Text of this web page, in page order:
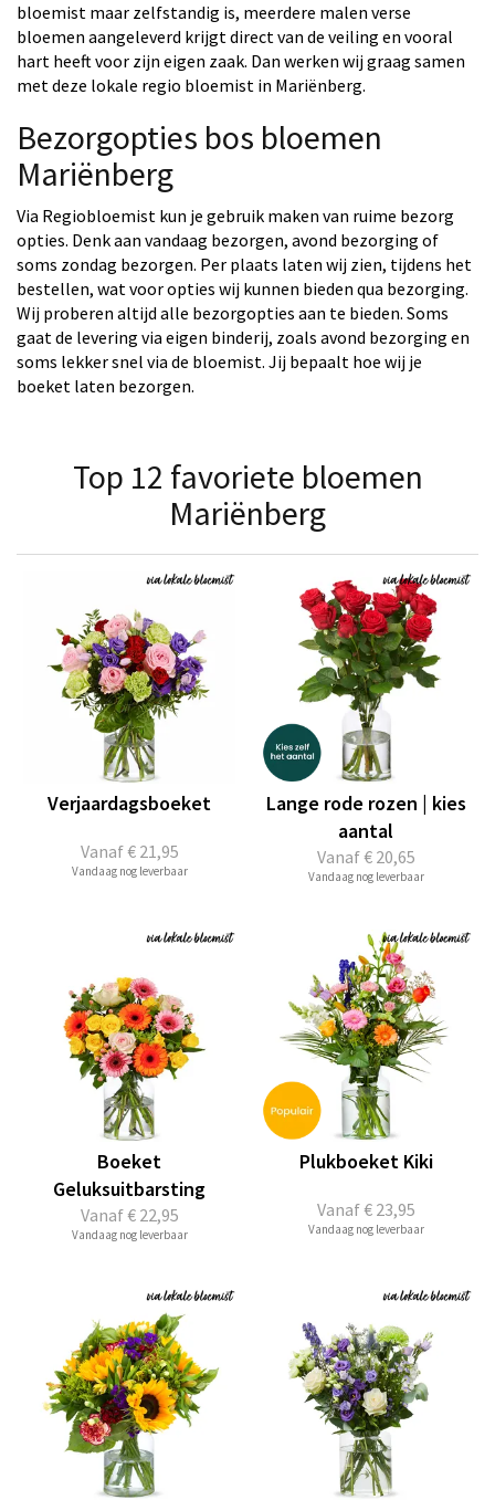
bloemist maar zelfstandig is, meerdere malen verse
bloemen aangeleverd krijgt direct van de veiling en vooral
hart heeft voor zijn eigen zaak. Dan werken wij graag samen
met deze lokale regio bloemist in Mariënberg.
Bezorgopties bos bloemen
Mariënberg
Via Regiobloemist kun je gebruik maken van ruime bezorg
opties. Denk aan vandaag bezorgen, avond bezorging of
soms zondag bezorgen. Per plaats laten wij zien, tijdens het
bestellen, wat voor opties wij kunnen bieden qua bezorging.
Wij proberen altijd alle bezorgopties aan te bieden. Soms
gaat de levering via eigen binderij, zoals avond bezorging en
soms lekker snel via de bloemist. Jij bepaalt hoe wij je
boeket laten bezorgen.
Top 12 favoriete bloemen
Mariënberg
Vanaf€ 21,95
Verjaardagsboeket
Vandaag nog leverbaar
Vanaf€ 20,65
Lange rode rozen | kies
aantal
Vandaag nog leverbaar
Vanaf€ 22,95
Boeket
Geluksuitbarsting
Vandaag nog leverbaar
Vanaf€ 23,95
Plukboeket Kiki
Vandaag nog leverbaar